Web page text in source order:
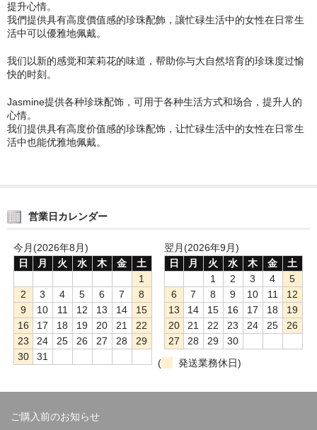
提升心情。
我們提供具有高度價值感的珍珠配飾，讓忙碌生活中的女性在日常生
活中可以優雅地佩戴。
我们以新的感觉和茉莉花的味道，帮助你与大自然培育的珍珠度过愉
快的时刻。
Jasmine提供各种珍珠配饰，可用于各种生活方式和场合，提升人的
心情。
我们提供具有高度价值感的珍珠配饰，让忙碌生活中的女性在日常生
活中也能优雅地佩戴。
営業日カレンダー
今月(2026年8月)
日
月 火 水 木 金
土
1
2
3 4 5 6 7
8
9
10 11 12 13 14
15
16
17 18 19 20 21
22
23
24 25 26 27 28
29
30
31
翌月(2026年9月)
日
月 火 水 木 金
土
1
2 3 4
5
6
7 8 9 10 11
12
13
14 15 16 17 18
19
20
21 22 23 24 25
26
27
28 29
30
(
発送業務休日)
ご購入前のお知らせ